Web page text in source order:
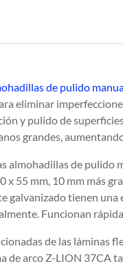
de pulido
eliminar
y pulido de
grandes,
almohadillas de pulido
x 55 mm, 10 mm más
galvanizado tienen
Funcionan
de las láminas
de arco Z-LION 37CA